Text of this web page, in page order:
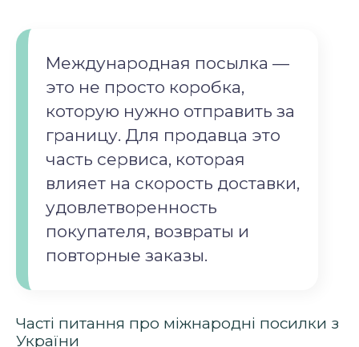
Международная посылка —
это не просто коробка,
которую нужно отправить за
границу. Для продавца это
часть сервиса, которая
влияет на скорость доставки,
удовлетворенность
покупателя, возвраты и
повторные заказы.
Часті питання про міжнародні посилки з
України